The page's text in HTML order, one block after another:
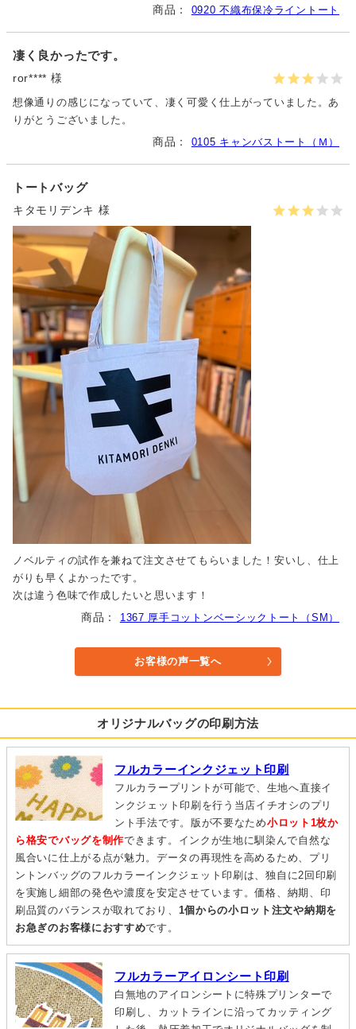
0920 不織布保冷ライントート
凄く良かったです。
ror**** 様
想像通りの感じになっていて、凄く可愛く仕上がっていました。あ
りがとうございました。
0105 キャンバストート（Ｍ）
トートバッグ
キタモリデンキ 様
ノベルティの試作を兼ねて注文させてもらいました！安いし、仕上
がりも早くよかったです。
次は違う色味で作成したいと思います！
1367 厚手コットンベーシックトート（SM）
お客様の声一覧へ
オリジナルバッグの印刷方法
フルカラーインクジェット印刷
フルカラープリントが可能で、生地へ直接イ
ンクジェット印刷を行う当店イチオシのプリ
ント手法です。版が不要なため小ロット1枚か
ら格安でバッグを制作できます。インクが生地に馴染んで自然な
風合いに仕上がる点が魅力。データの再現性を高めるため、プリ
ントンバッグのフルカラーインクジェット印刷は、独自に2回印刷
を実施し細部の発色や濃度を安定させています。価格、納期、印
刷品質のバランスが取れており、 1個からの小ロット注文や納期を
お急ぎのお客様におすすめです。
フルカラーアイロンシート印刷
白無地のアイロンシートに特殊プリンターで
印刷し、カットラインに沿ってカッティング